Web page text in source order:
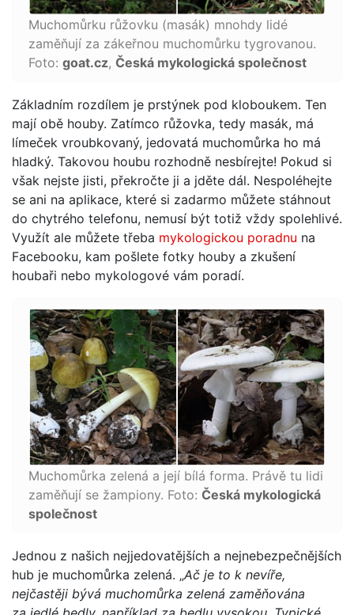
Muchomůrku růžovku (masák) mnohdy lidé
zaměňují za zákeřnou muchomůrku tygrovanou.
Foto: goat.cz, Česká mykologická společnost
Základním rozdílem je prstýnek pod kloboukem. Ten
mají obě houby. Zatímco růžovka, tedy masák, má
límeček vroubkovaný, jedovatá muchomůrka ho má
hladký. Takovou houbu rozhodně nesbírejte! Pokud si
však nejste jisti, překročte ji a jděte dál. Nespoléhejte
se ani na aplikace, které si zadarmo můžete stáhnout
do chytrého telefonu, nemusí být totiž vždy spolehlivé.
Využít ale můžete třeba mykologickou poradnu na
Facebooku, kam pošlete fotky houby a zkušení
houbaři nebo mykologové vám poradí.
Muchomůrka zelená a její bílá forma. Právě tu lidi
zaměňují se žampiony. Foto: Česká mykologická
společnost
Jednou z našich nejjedovatějších a nejnebezpečnějších
hub je muchomůrka zelená. „Ač je to k nevíře,
nejčastěji bývá muchomůrka zelená zaměňována